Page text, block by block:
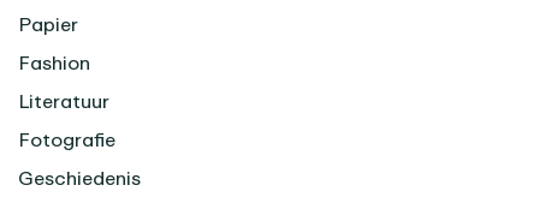
Papier
Fashion
Literatuur
Fotografie
Geschiedenis